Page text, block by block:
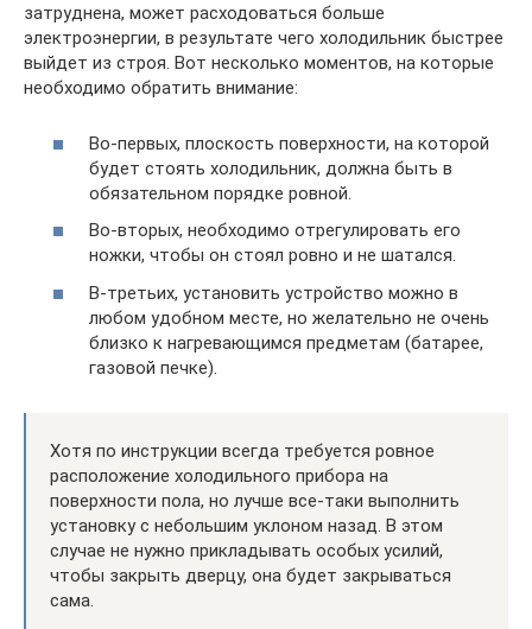
затруднена, может расходоваться больше
электроэнергии, в результате чего холодильник быстрее
выйдет из строя. Вот несколько моментов, на которые
необходимо обратить внимание:
Во-первых, плоскость поверхности, на которой
будет стоять холодильник, должна быть в
обязательном порядке ровной.
Во-вторых, необходимо отрегулировать его
ножки, чтобы он стоял ровно и не шатался.
В-третьих, установить устройство можно в
любом удобном месте, но желательно не очень
близко к нагревающимся предметам (батарее,
газовой печке).
Хотя по инструкции всегда требуется ровное
расположение холодильного прибора на
поверхности пола, но лучше все-таки выполнить
установку с небольшим уклоном назад. В этом
случае не нужно прикладывать особых усилий,
чтобы закрыть дверцу, она будет закрываться
сама.